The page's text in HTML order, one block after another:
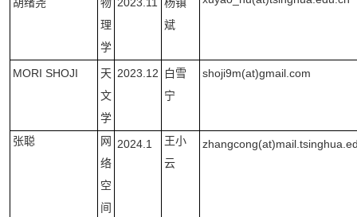
理
学
斌
MORI SHOJI
天
文
学
2023.12
白雪
宁
shoji9m(at)gmail.com
张聪
网
络
空
间
2024.1
王小
云